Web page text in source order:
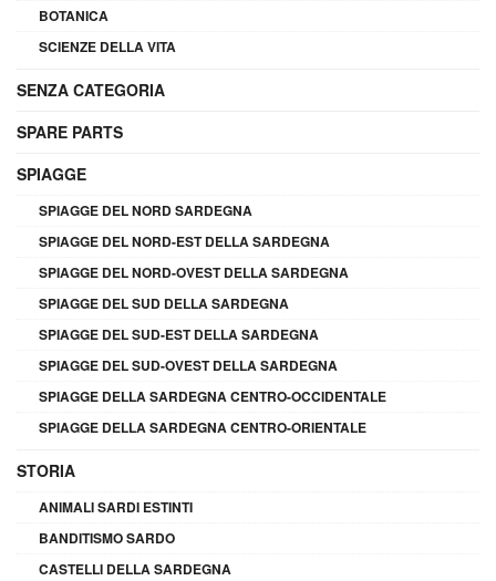
BOTANICA
SCIENZE DELLA VITA
SENZA CATEGORIA
SPARE PARTS
SPIAGGE
SPIAGGE DEL NORD SARDEGNA
SPIAGGE DEL NORD-EST DELLA SARDEGNA
SPIAGGE DEL NORD-OVEST DELLA SARDEGNA
SPIAGGE DEL SUD DELLA SARDEGNA
SPIAGGE DEL SUD-EST DELLA SARDEGNA
SPIAGGE DEL SUD-OVEST DELLA SARDEGNA
SPIAGGE DELLA SARDEGNA CENTRO-OCCIDENTALE
SPIAGGE DELLA SARDEGNA CENTRO-ORIENTALE
STORIA
ANIMALI SARDI ESTINTI
BANDITISMO SARDO
CASTELLI DELLA SARDEGNA